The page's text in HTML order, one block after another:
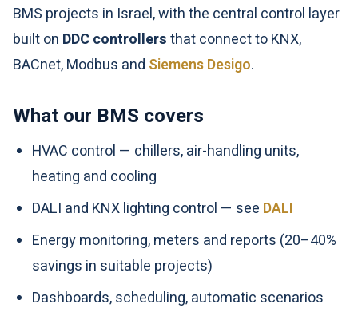
BMS projects in Israel, with the central control layer
built on DDC controllersthat connect to KNX,
BACnet, Modbus and Siemens Desigo.
What our BMS covers
HVAC control — chillers, air-handling units,
heating and cooling
DALI and KNX lighting control — see DALI
Energy monitoring, meters and reports (20–40%
savings in suitable projects)
Dashboards, scheduling, automatic scenarios